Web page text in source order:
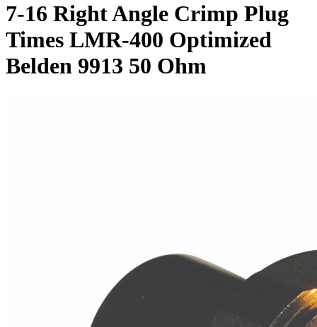
7-16 Right Angle Crimp Plug
Times LMR-400 Optimized
Belden 9913 50 Ohm